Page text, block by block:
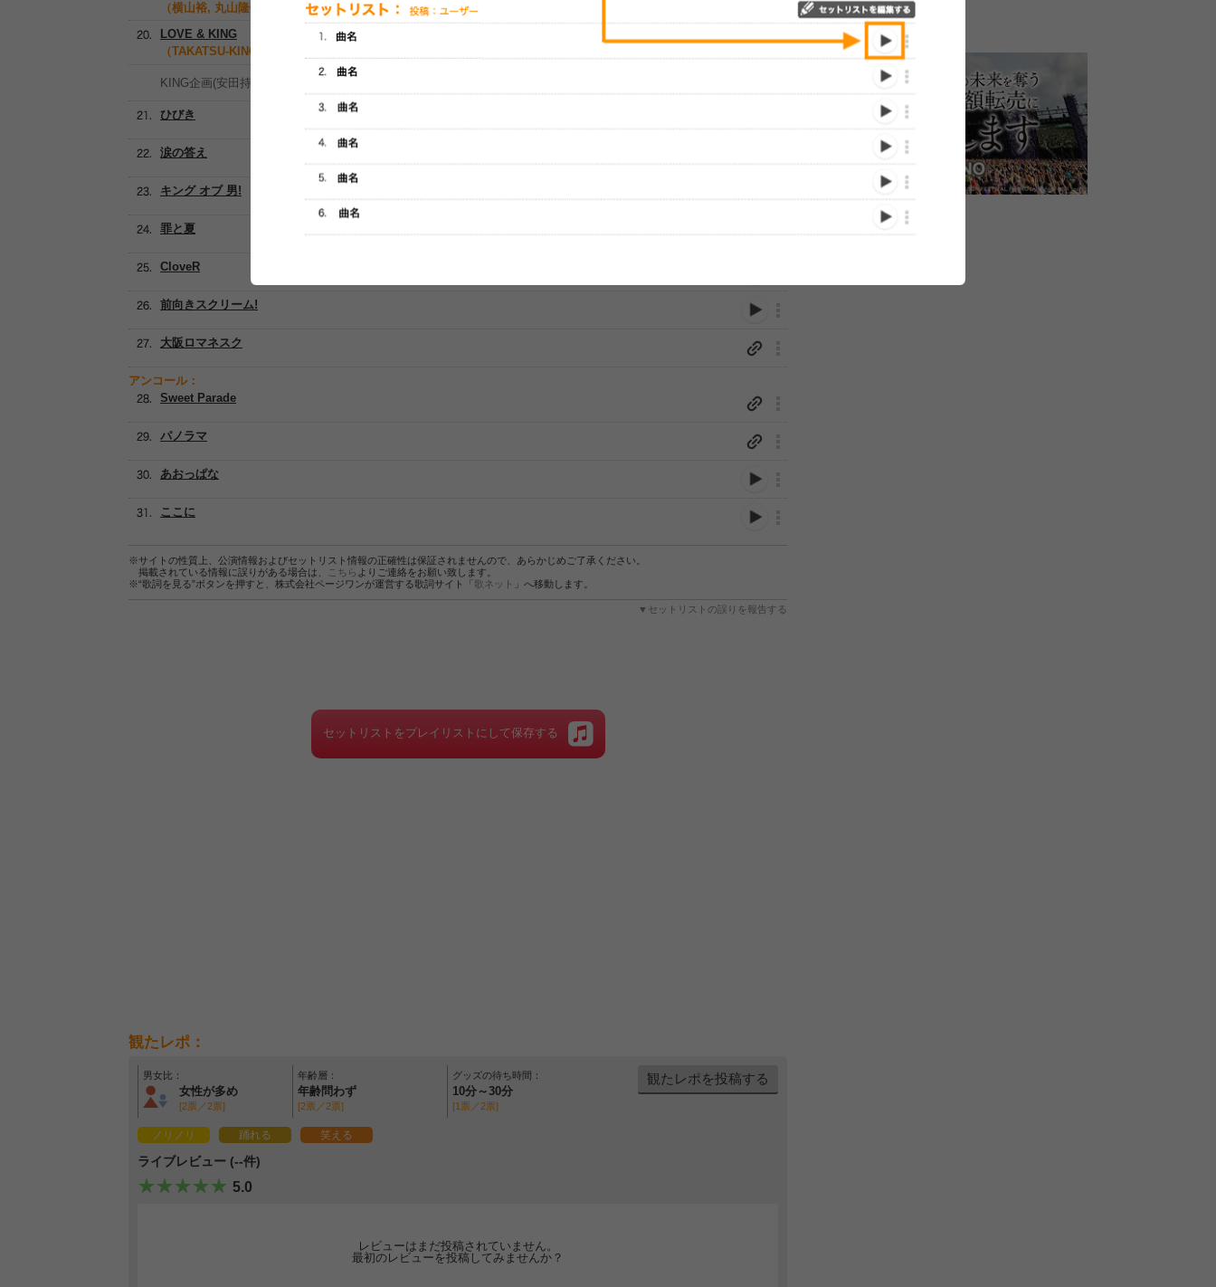
（横山裕, 丸山隆平）
LOVE & KING
（TAKATSU-KING feat.錦戸亮 大倉忠義）
KING企画(安田持ち込み企画)
ひびき
涙の答え
キング オブ 男!
罪と夏
CloveR
前向きスクリーム!
大阪ロマネスク
アンコール：
Sweet Parade
パノラマ
あおっぱな
ここに
※サイトの性質上、公演情報およびセットリスト情報の正確性は保証されませんので、あらかじめご了承ください。
掲載されている情報に誤りがある場合は、
こちら よりご連絡をお願い致します。
※“歌詞を見る”ボタンを押すと、株式会社ページワンが運営する歌詞サイト「歌ネット 」へ移動します。
▼セットリストの誤りを報告する
セットリストをプレイリストにして保存する
観たレポ：
男女比：
女性が多め
[2票／2票]
年齢層：
年齢問わず
[2票／2票]
グッズの待ち時間：
10分～30分
[1票／2票]
観たレポを投稿する
ノリノリ 踊れる 笑える
ライブレビュー (--件)
5.0
レビューはまだ投稿されていません。
最初のレビューを投稿してみませんか？